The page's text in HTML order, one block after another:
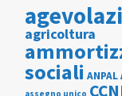
agricoltura
sociali ANPAL
assegno unico